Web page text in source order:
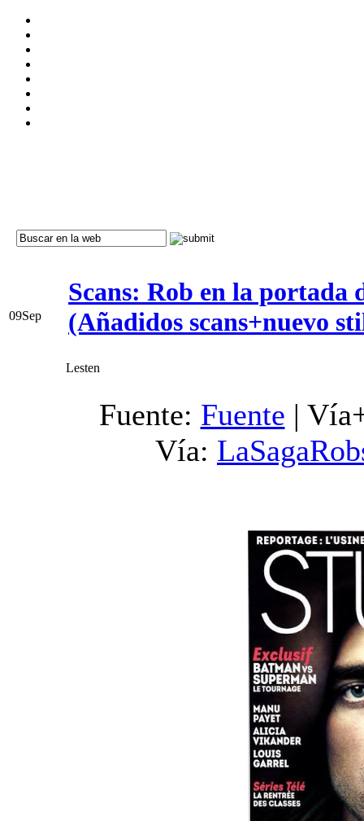
09Sep
Scans: Rob en la
(Añadidos scans+nuevo
Lesten
Fuente: Fuente |
Vía: